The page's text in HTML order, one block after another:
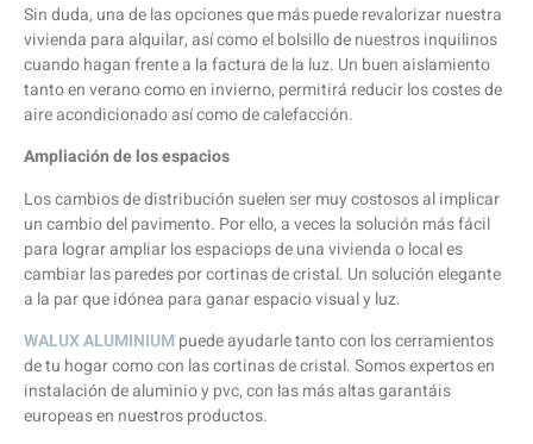
Sin duda, una de las opciones que más puede revalorizar nuestra
vivienda para alquilar, así como el bolsillo de nuestros inquilinos
cuando hagan frente a la factura de la luz. Un buen aislamiento
tanto en verano como en invierno, permitirá reducir los costes de
aire acondicionado así como de calefacción.
Ampliación de los espacios
Los cambios de distribución suelen ser muy costosos al implicar
un cambio del pavimento. Por ello, a veces la solución más fácil
para lograr ampliar los espaciops de una vivienda o local es
cambiar las paredes por cortinas de cristal. Un solución elegante
a la par que idónea para ganar espacio visual y luz.
WALUX ALUMINIUMpuede ayudarle tanto con los cerramientos
de tu hogar como con las cortinas de cristal. Somos expertos en
instalación de aluminio y pvc, con las más altas garantáis
europeas en nuestros productos.